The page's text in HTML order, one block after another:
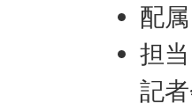
配
担
記